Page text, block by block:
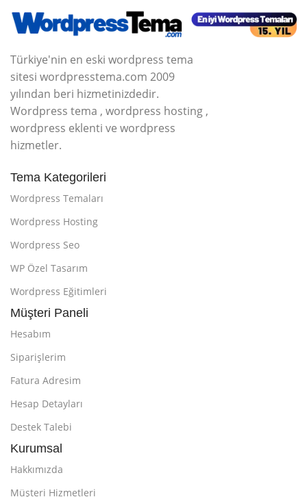
Türkiye'nin en eski wordpress tema
sitesi wordpresstema.com 2009
yılından beri hizmetinizdedir.
Wordpress tema , wordpress hosting ,
wordpress eklenti ve wordpress
hizmetler.
Tema Kategorileri
Wordpress Temaları
Wordpress Hosting
Wordpress Seo
WP Özel Tasarım
Wordpress Eğitimleri
Müşteri Paneli
Hesabım
Siparişlerim
Fatura Adresim
Hesap Detayları
Destek Talebi
Kurumsal
Hakkımızda
Müşteri Hizmetleri